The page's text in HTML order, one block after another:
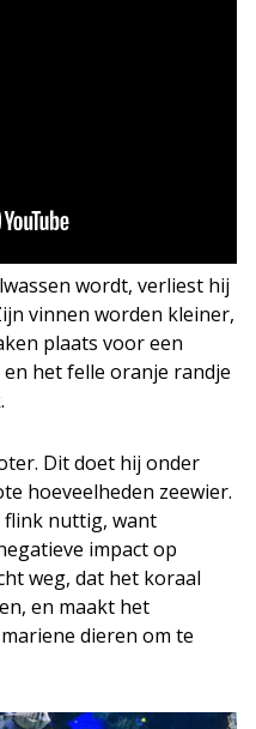
wordt, verliest hij
vinnen worden kleiner,
plaats voor een
het felle oranje randje
Dit doet hij onder
hoeveelheden zeewier.
flink nuttig, want
impact op
weg, dat het koraal
en maakt het
dieren om te